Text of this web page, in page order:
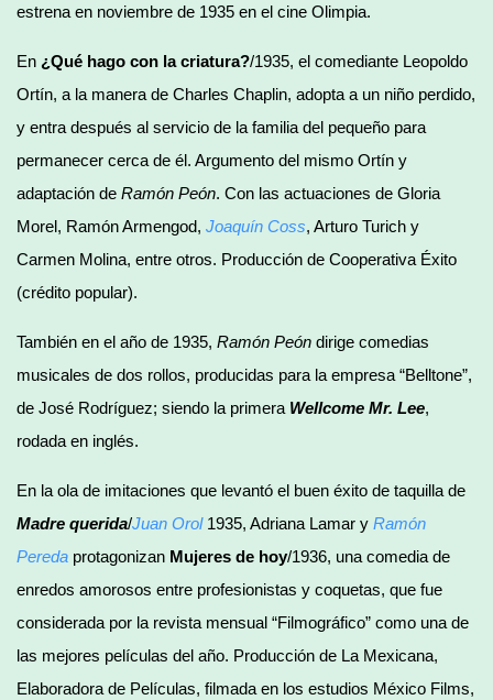
estrena en noviembre de 1935 en el cine Olimpia.
En ¿Qué hago con la criatura?/1935, el comediante Leopoldo
Ortín, a la manera de Charles Chaplin, adopta a un niño perdido,
y entra después al servicio de la familia del pequeño para
permanecer cerca de él. Argumento del mismo Ortín y
adaptación de Ramón Peón. Con las actuaciones de Gloria
Morel, Ramón Armengod, Joaquín Coss, Arturo Turich y
Carmen Molina, entre otros. Producción de Cooperativa Éxito
(crédito popular).
También en el año de 1935, Ramón Peón dirige comedias
musicales de dos rollos, producidas para la empresa “Belltone”,
de José Rodríguez; siendo la primera Wellcome Mr. Lee,
rodada en inglés.
En la ola de imitaciones que levantó el buen éxito de taquilla de
Madre querida/Juan Orol1935, Adriana Lamar y Ramón
Pereda protagonizan Mujeres de hoy/1936, una comedia de
enredos amorosos entre profesionistas y coquetas, que fue
considerada por la revista mensual “Filmográfico” como una de
las mejores películas del año. Producción de La Mexicana,
Elaboradora de Películas, filmada en los estudios México Films,